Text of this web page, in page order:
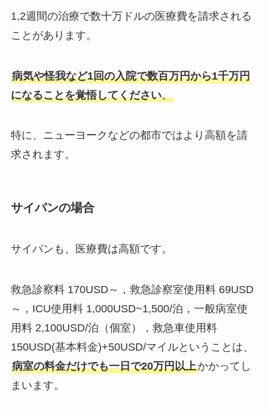
1,2週間の治療で数十万ドルの医療費を請求される
ことがあります。
病気や怪我など1回の入院で数百万円から1千万円
になることを覚悟してください。
特に、ニューヨークなどの都市ではより高額を請
求されます。
サイパンの場合
サイパンも、医療費は高額です。
救急診察料 170USD～，救急診察室使用料 69USD
～，ICU使用料 1,000USD~1,500/泊，一般病室使
用料 2,100USD/泊（個室），救急車使用料
150USD(基本料金)+50USD/マイルということは、
病室の料金だけでも一日で20万円以上かかってし
まいます。